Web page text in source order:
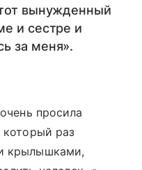
вынужденный
и сестре и
за меня».
просила
который раз
крылышками,